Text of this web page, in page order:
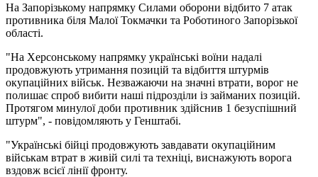
На Запорізькому напрямку Силами оборони відбито 7 атак
противника біля Малої Токмачки та Роботиного Запорізької
області.
"На Херсонському напрямку українські воїни надалі
продовжують утримання позицій та відбиття штурмів
окупаційних військ. Незважаючи на значні втрати, ворог не
полишає спроб вибити наші підрозділи із займаних позицій.
Протягом минулої доби противник здійснив 1 безуспішний
штурм", - повідомляють у Генштабі.
"Українські бійці продовжують завдавати окупаційним
військам втрат в живій силі та техніці, виснажують ворога
вздовж всієї лінії фронту.